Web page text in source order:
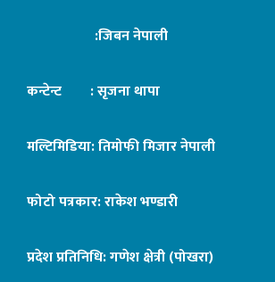
:जिबन नेपाली
कन्टेन्ट : सृजना थापा
मल्टिमिडिया: तिमोफी मिजार नेपाली
फोटो पत्रकार: राकेश भण्डारी
प्रदेश प्रतिनिधि: गणेश क्षेत्री (पोखरा)